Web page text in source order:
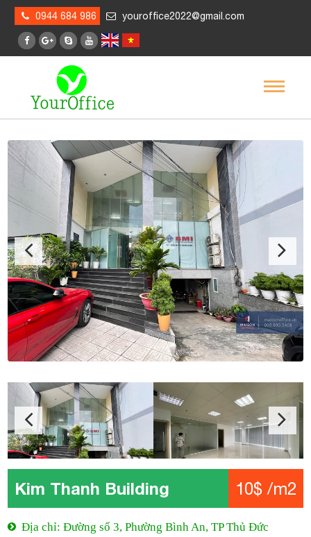
0944 684 986 youroffice2022@gmail.com
Kim Thanh Building 10$ /m2
Địa chỉ: Đường số 3, Phường Bình An, TP Thủ Đức